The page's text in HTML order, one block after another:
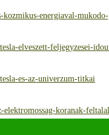
energiaval-mukodo-
elveszett-feljegyzesei-
es-az-univerzum-titkai
koranak-